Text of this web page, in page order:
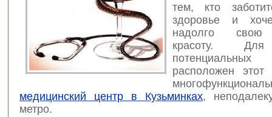
тем, кто
здоровье и
надолго свою
красоту. Для
расположен этот
медицинский центр в Кузьминках,
метро.